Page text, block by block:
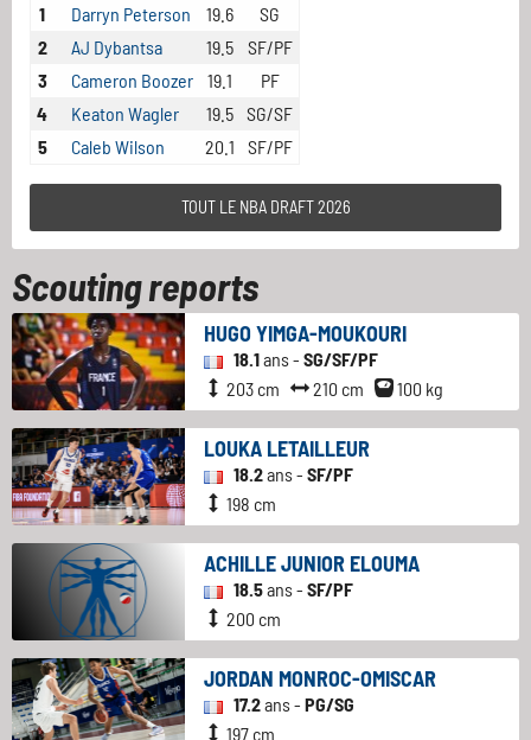
1 Darryn Peterson 19.6
SG
2
AJ Dybantsa 19.5
SF/PF
3
Cameron Boozer 19.1
PF
4
Keaton Wagler 19.5 SG/SF
5
Caleb Wilson 20.1 SF/PF
TOUT LE NBA DRAFT 2026
Scouting reports
HUGO YIMGA-MOUKOURI
18.1ans - SG/SF/PF
203 cm
210 cm 100 kg
LOUKA LETAILLEUR
18.2ans - SF/PF
198 cm
ACHILLE JUNIOR ELOUMA
18.5ans - SF/PF
200 cm
JORDAN MONROC-OMISCAR
17.2ans - PG/SG
197 cm